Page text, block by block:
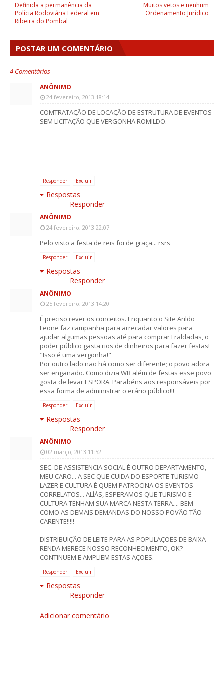
Muitos vetos e nenhum
Ordenamento Jurídico
Definida a permanência da
Polícia Rodoviária Federal em
Ribeira do Pombal
POSTAR UM COMENTÁRIO
4 Comentários
ANÔNIMO
24 fevereiro, 2013 18:14
COMTRATAÇÃO DE LOCAÇÃO DE ESTRUTURA DE EVENTOS
SEM LICITAÇÃO QUE VERGONHA ROMILDO.
Responder Excluir
Respostas
Responder
ANÔNIMO
24 fevereiro, 2013 22:07
Pelo visto a festa de reis foi de graça... rsrs
Responder Excluir
Respostas
Responder
ANÔNIMO
25 fevereiro, 2013 14:20
É preciso rever os conceitos. Enquanto o Site Arildo
Leone faz campanha para arrecadar valores para
ajudar algumas pessoas até para comprar Fraldadas, o
poder público gasta rios de dinheiros para fazer festas!
"Isso é uma vergonha!"
Por outro lado não há como ser diferente; o povo adora
ser enganado. Como dizia WB além de festas esse povo
gosta de levar ESPORA. Parabéns aos responsáveis por
essa forma de administrar o erário público!!!
Responder Excluir
Respostas
Responder
ANÔNIMO
02 março, 2013 11:52
SEC. DE ASSISTENCIA SOCIAL É OUTRO DEPARTAMENTO,
MEU CARO... A SEC QUE CUIDA DO ESPORTE TURISMO
LAZER E CULTURA É QUEM PATROCINA OS EVENTOS
CORRELATOS... ALÍÁS, ESPERAMOS QUE TURISMO E
CULTURA TENHAM SUA MARCA NESTA TERRA.... BEM
COMO AS DEMAIS DEMANDAS DO NOSSO POVÃO TÃO
CARENTE!!!!!
DISTRIBUIÇÃO DE LEITE PARA AS POPULAÇOES DE BAIXA
RENDA MERECE NOSSO RECONHECIMENTO, OK?
CONTINUEM E AMPLIEM ESTAS AÇOES.
Responder Excluir
Respostas
Responder
Adicionar comentário